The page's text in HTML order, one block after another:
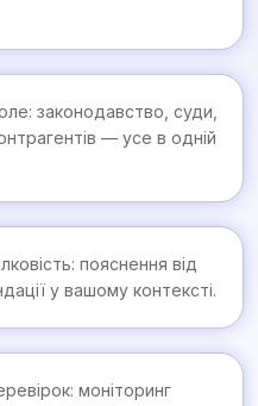
законодавство, суди,
— усе в одній
пояснення від
у вашому контексті.
моніторинг